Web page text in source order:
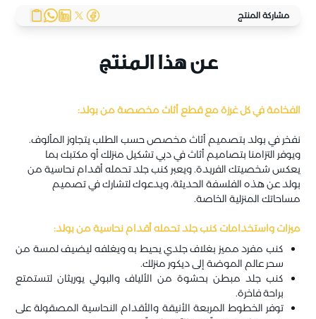
مشاركة المنتج
عن هذا المنتج
الفخامة في كل غرزة مع قطع أثاث مخصصة من بولد:
نفخر في بولد بتصميم أثاث مخصص حسب الطلب يتجاوز المألوف.
ويوفر التزامنا بتصاميم أثاث في دبي تشكيل منزلك أو مكتبك بما
يعكس شخصيتك الفريدة. ويعبر كنب جلد تحمله أقدام نحاسية من
بولد عن هذه الفلسفة الحديثة، ويدعوك لتشارك في تصميم
مساحاتك المنزلية الخاصة.
ميزات واستخدامات كنب جلد تحمله أقدام نحاسية من بولد:
كنب مفرد مميز بغلاف جلدي يحيط به ويغلفه ليضيف لمسة من
سحر عالم الموضة إلى ديكور منزلك.
كنب جلد مبطن بحشوة من الألياف والبولي يوريثان لتستمتع
براحة فاخرة.
توفر الخطوط المربعة الأنيقة والأقدام النحاسية المصقولة على